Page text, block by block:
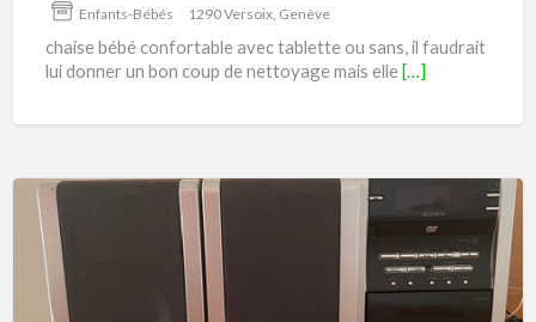
Enfants-Bébés 1290 Versoix, Genève
chaise bébé confortable avec tablette ou sans, il faudrait
lui donner un bon coup de nettoyage mais elle […]
Mini
chaîne
stéréo